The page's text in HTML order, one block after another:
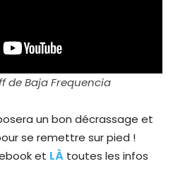
de Baja Frequencia
un bon décrassage et
se remettre sur pied !
et LÀ toutes les infos